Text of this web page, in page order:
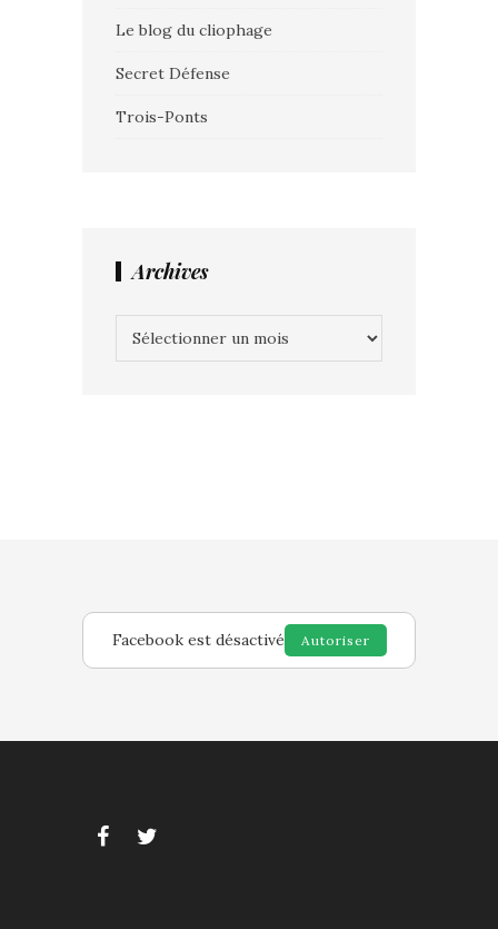
Le blog du cliophage
Secret Défense
Trois-Ponts
Archives
Facebook est désactivé Autoriser